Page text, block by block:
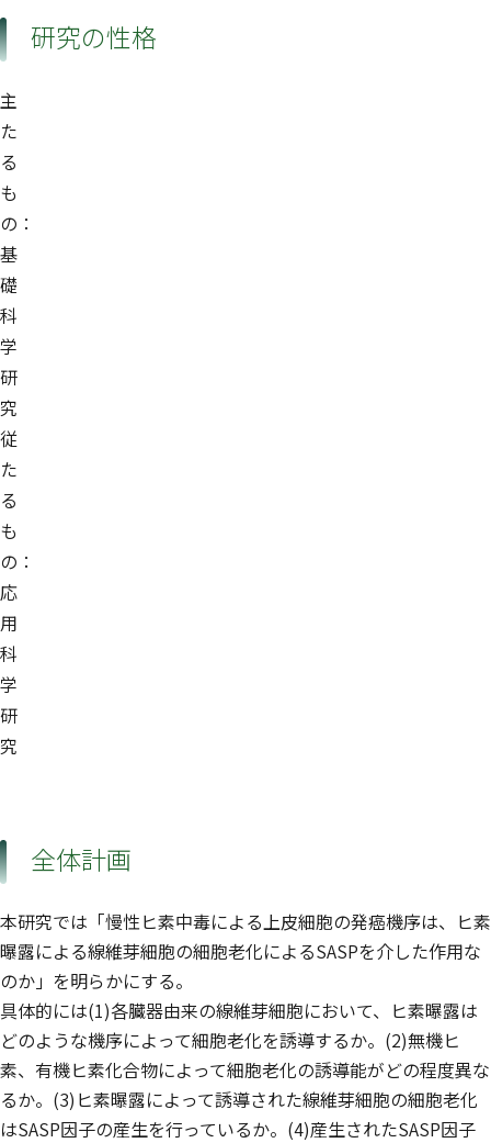
研究の性格
主
た
る
も
の：
基
礎
科
学
研
究
従
た
る
も
の：
応
用
科
学
研
究
全体計画
本研究では「慢性ヒ素中毒による上皮細胞の発癌機序は、ヒ素
曝露による線維芽細胞の細胞老化によるSASPを介した作用な
のか」を明らかにする。
具体的には(1)各臓器由来の線維芽細胞において、ヒ素曝露は
どのような機序によって細胞老化を誘導するか。(2)無機ヒ
素、有機ヒ素化合物によって細胞老化の誘導能がどの程度異な
るか。(3)ヒ素曝露によって誘導された線維芽細胞の細胞老化
はSASP因子の産生を行っているか。(4)産生されたSASP因子